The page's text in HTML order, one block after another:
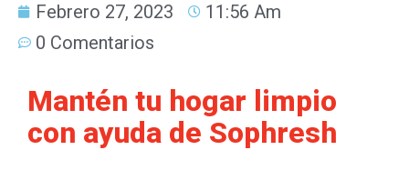
Febrero 27, 2023
11:56 Am
0 Comentarios
Mantén tu hogar limpio
con ayuda de Sophresh